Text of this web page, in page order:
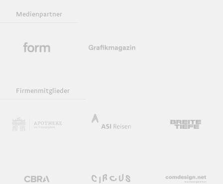
Medienpartner
Firmenmitglieder